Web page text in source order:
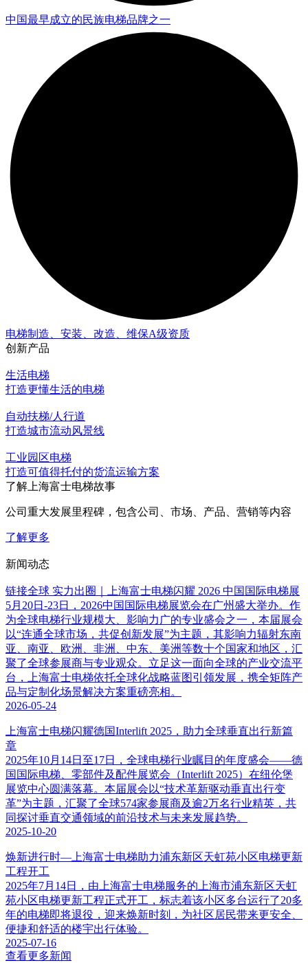
中国最早成立的民族电梯品牌之一
电梯制造、安装、改造、维保A级资质
创新产品
生活电梯
打造更懂生活的电梯
自动扶梯/人行道
打造城市流动风景线
工业园区电梯
打造可值得托付的货流运输方案
了解上海富士电梯故事
公司重大发展里程碑，包含公司、市场、产品、营销等内容
了解更多
新闻动态
链接全球 实力出圈｜上海富士电梯闪耀 2026 中国国际电梯展
5月20日-23日，2026中国国际电梯展览会在广州盛大举办。作
为全球电梯行业规模大、影响力广的专业盛会之一，本届展会
以“连通全球市场，共促创新发展”为主题，其影响力辐射东南
亚、南亚、欧洲、非洲、中东、美洲等数十个国家和地区，汇
聚了全球参展商与专业观众。立足这一面向全球的产业交流平
台，上海富士电梯依托全球化战略蓝图引领发展，携全矩阵产
品与定制化场景解决方案重磅亮相。
2026-05-24
上海富士电梯闪耀德国Interlift 2025，助力全球垂直出行新篇
章
2025年10月14日至17日，全球电梯行业瞩目的年度盛会——德
国国际电梯、零部件及配件展览会（Interlift 2025）在纽伦堡
展览中心圆满落幕。本届展会以“技术革新驱动垂直出行变
革”为主题，汇聚了全球574家参展商及逾2万名行业精英，共
同探讨垂直交通领域的前沿技术与未来发展趋势。
2025-10-20
焕新进行时—上海富士电梯助力浦东新区天虹苑小区电梯更新
工程开工
2025年7月14日，由上海富士电梯服务的上海市浦东新区天虹
苑小区电梯更新工程正式开工，标志着该小区多台运行了20多
年的电梯即将退役，迎来焕新时刻，为社区居民带来更安全、
便捷和舒适的楼宇出行体验。
2025-07-16
查看更多新闻